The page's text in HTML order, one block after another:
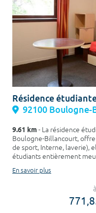
Résidence
92100
9.61 km- La résidence
Boulogne-Billancourt,
de sport, Interne, laverie),
étudiants entièrement
En savoir plus